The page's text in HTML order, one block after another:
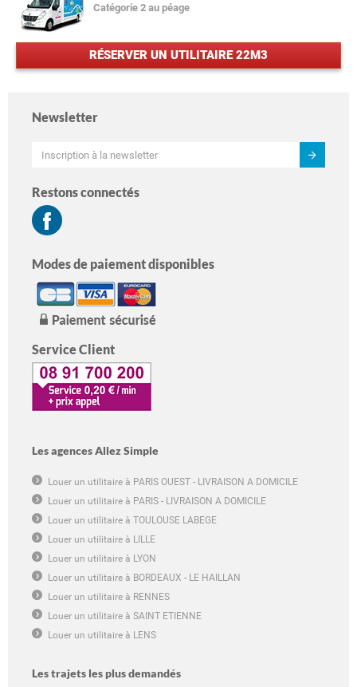
Catégorie 2 au péage
RÉSERVER UN UTILITAIRE 22M3
Newsletter
Restons connectés
Modes de paiement disponibles
Service Client
Les agences Allez Simple
Louer un utilitaire à PARIS OUEST - LIVRAISON A DOMICILE
Louer un utilitaire à PARIS - LIVRAISON A DOMICILE
Louer un utilitaire à TOULOUSE LABEGE
Louer un utilitaire à LILLE
Louer un utilitaire à LYON
Louer un utilitaire à BORDEAUX - LE HAILLAN
Louer un utilitaire à RENNES
Louer un utilitaire à SAINT ETIENNE
Louer un utilitaire à LENS
Les trajets les plus demandés